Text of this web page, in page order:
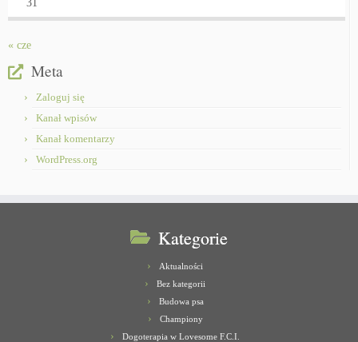
31
« cze
Meta
Zaloguj się
Kanał wpisów
Kanał komentarzy
WordPress.org
Kategorie
Aktualności
Bez kategorii
Budowa psa
Championy
Dogoterapia w Lovesome F.C.I.